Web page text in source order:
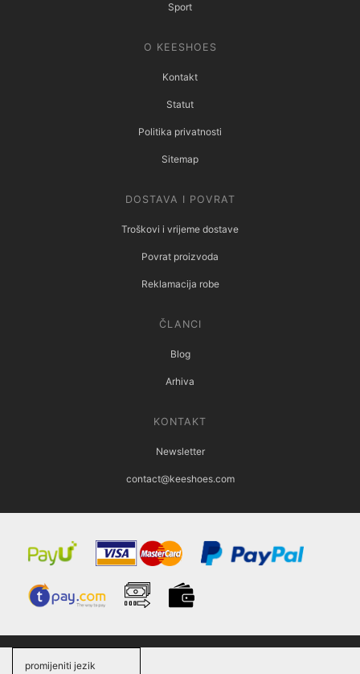
Sport
O KEESHOES
Kontakt
Statut
Politika privatnosti
Sitemap
DOSTAVA I POVRAT
Troškovi i vrijeme dostave
Povrat proizvoda
Reklamacija robe
ČLANCI
Blog
Arhiva
KONTAKT
Newsletter
contact@keeshoes.com
promijeniti jezik